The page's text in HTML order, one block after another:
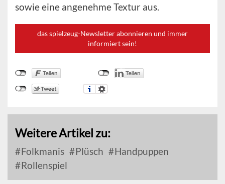
sowie eine angenehme Textur aus.
das spielzeug-Newsletter abonnieren und immer
informiert sein!
Weitere Artikel zu:
Folkmanis Plüsch
Handpuppen
Rollenspiel